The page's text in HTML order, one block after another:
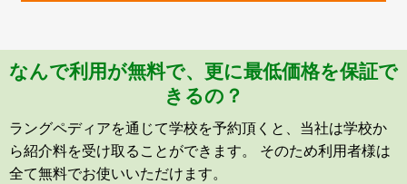
なんで利用が無料で、更に最低価格を保証で
きるの？
ラングペディアを通じて学校を予約頂くと、当社は学校か
ら紹介料を受け取ることができます。 そのため利用者様は
全て無料でお使いいただけます。